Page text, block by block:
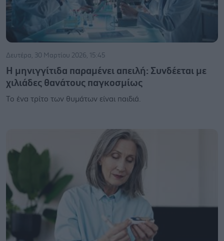
Δευτέρα, 30 Μαρτίου 2026, 15:45
Η μηνιγγίτιδα παραμένει απειλή: Συνδέεται με
χιλιάδες θανάτους παγκοσμίως
Το ένα τρίτο των θυμάτων είναι παιδιά.